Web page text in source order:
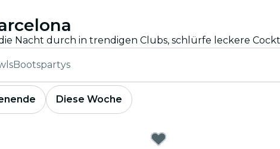
Bootspartys
Diese Woche